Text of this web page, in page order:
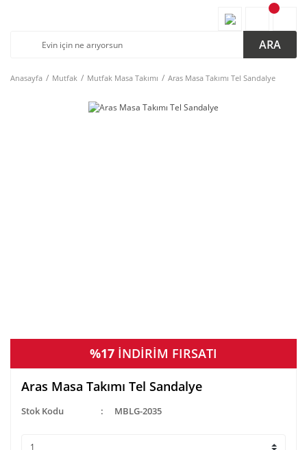
ARA
Anasayfa Mutfak Mutfak Masa Takımı Aras Masa Takımı Tel Sandalye
%17 İNDİRİM FIRSATI
Aras Masa Takımı Tel Sandalye
Stok Kodu MBLG-2035